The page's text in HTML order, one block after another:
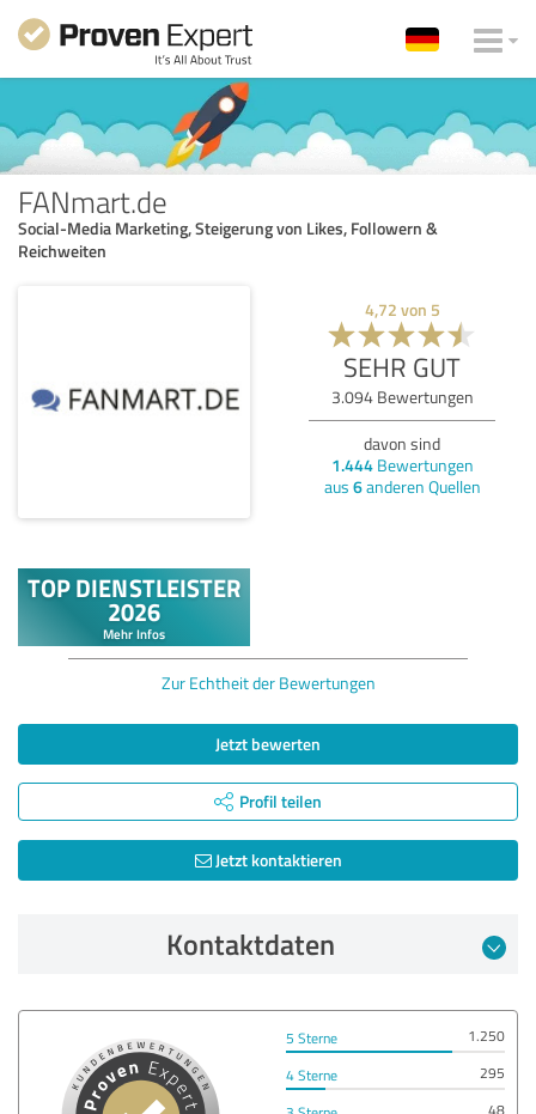
FANmart.de
Social-Media Marketing, Steigerung von Likes, Followern &
Reichweiten
4,72 von 5
SEHR GUT
3.094Bewertungen
davon sind
1.444Bewertungen
aus 6anderen Quellen
Zur Echtheit der Bewertungen
Jetzt bewerten
Profil teilen
Jetzt kontaktieren
Kontaktdaten
5 Sterne
1.250
4 Sterne
295
48